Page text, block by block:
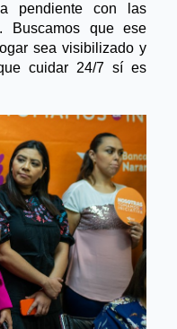
pendiente con las
Buscamos que ese
sea visibilizado y
cuidar 24/7 sí es